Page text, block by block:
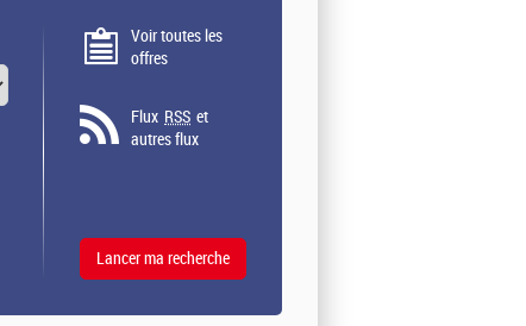
Voir toutes les
offres
Flux RSS et
autres flux